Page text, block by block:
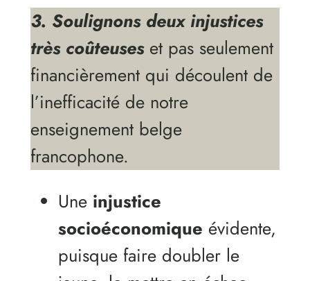
3. Soulignons deux injustices
très coûteuseset pas seulement
financièrement qui découlent de
l’inefficacité de notre
enseignement belge
francophone.
Une injustice
socioéconomique évidente,
puisque faire doubler le